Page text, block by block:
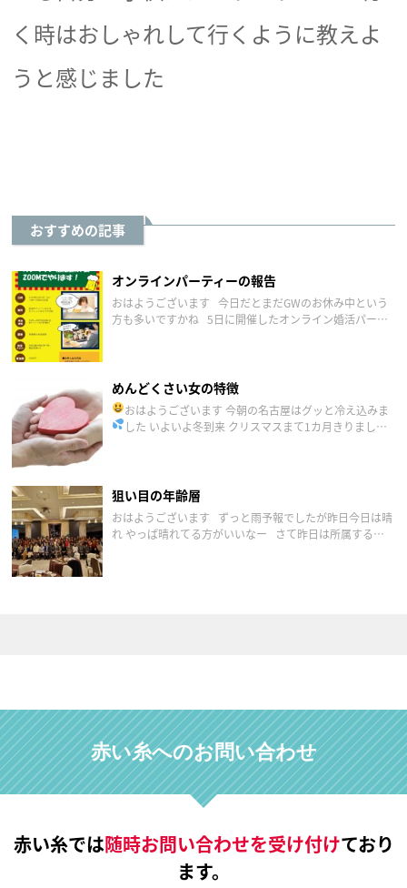
く時はおしゃれして行くように教えよ
うと感じました
おすすめの記事
オンラインパーティーの報告
おはようございます 今日だとまだGWのお休み中という
方も多いですかね 5日に開催したオンライン婚活パーテ
めんどくさい女の特徴
おはようございます 今朝の名古屋はグッと冷え込みま
した いよいよ冬到来 クリスマスまて1カ月きりました
狙い目の年齢層
おはようございます ずっと雨予報でしたが昨日今日は晴
れ やっぱ晴れてる方がいいなー さて昨日は所属する連
赤い糸へのお問い合わせ
赤い糸では随時お問い合わせを受け付けており
ます。